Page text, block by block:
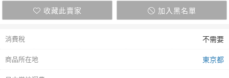
收藏此賣家 加入黑名單
消費稅 不需要
商品所在地 東京都